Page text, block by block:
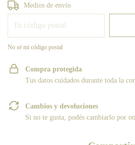
Entregas para el CP:
Medios de envío
No sé mi código postal
Compra protegida
Tus datos cuidados durante toda la
Cambios y devoluciones
Si no te gusta, podés cambiarlo por